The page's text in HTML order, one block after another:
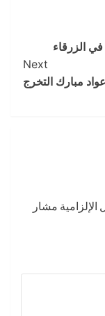
Next
مبارك التخرج
الإلزامية مشار